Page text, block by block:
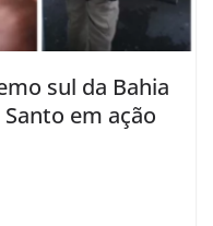
sul da Bahia
em ação